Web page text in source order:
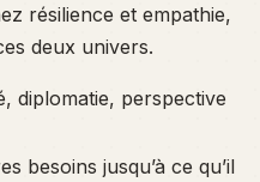
résilience et empathie,
deux univers.
diplomatie, perspective
besoins jusqu’à ce qu’il